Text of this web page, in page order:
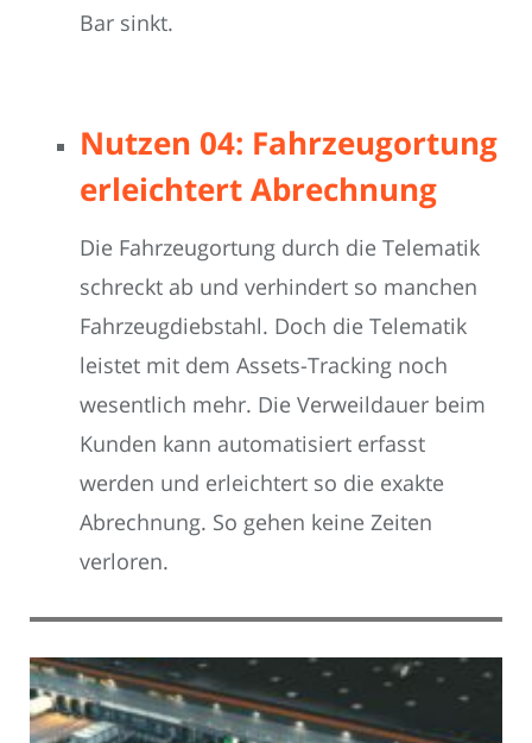
Bar sinkt.
Nutzen 04: Fahrzeugortung
erleichtert Abrechnung
Die Fahrzeugortung durch die Telematik
schreckt ab und verhindert so manchen
Fahrzeugdiebstahl. Doch die Telematik
leistet mit dem Assets-Tracking noch
wesentlich mehr. Die Verweildauer beim
Kunden kann automatisiert erfasst
werden und erleichtert so die exakte
Abrechnung. So gehen keine Zeiten
verloren.